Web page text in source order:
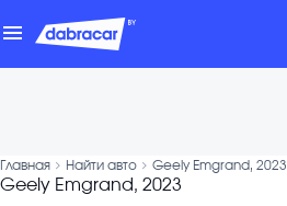
menu
Главная chevron_forward Найти авто chevron_forward Geely Emgrand, 2023
Geely Emgrand, 2023